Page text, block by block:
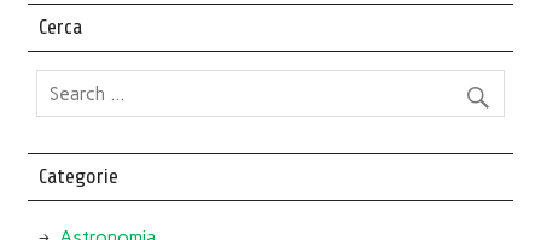
Cerca
Categorie